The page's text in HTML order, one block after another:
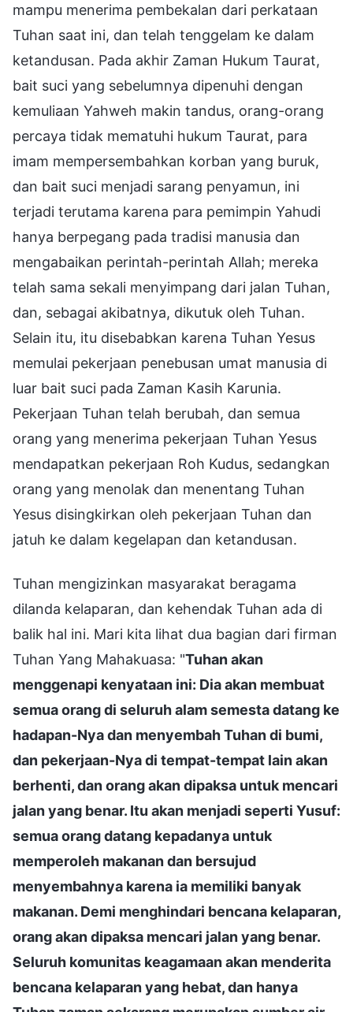
mampu menerima pembekalan dari perkataan
Tuhan saat ini, dan telah tenggelam ke dalam
ketandusan. Pada akhir Zaman Hukum Taurat,
bait suci yang sebelumnya dipenuhi dengan
kemuliaan Yahweh makin tandus, orang-orang
percaya tidak mematuhi hukum Taurat, para
imam mempersembahkan korban yang buruk,
dan bait suci menjadi sarang penyamun, ini
terjadi terutama karena para pemimpin Yahudi
hanya berpegang pada tradisi manusia dan
mengabaikan perintah-perintah Allah; mereka
telah sama sekali menyimpang dari jalan Tuhan,
dan, sebagai akibatnya, dikutuk oleh Tuhan.
Selain itu, itu disebabkan karena Tuhan Yesus
memulai pekerjaan penebusan umat manusia di
luar bait suci pada Zaman Kasih Karunia.
Pekerjaan Tuhan telah berubah, dan semua
orang yang menerima pekerjaan Tuhan Yesus
mendapatkan pekerjaan Roh Kudus, sedangkan
orang yang menolak dan menentang Tuhan
Yesus disingkirkan oleh pekerjaan Tuhan dan
jatuh ke dalam kegelapan dan ketandusan.
Tuhan mengizinkan masyarakat beragama
dilanda kelaparan, dan kehendak Tuhan ada di
balik hal ini. Mari kita lihat dua bagian dari firman
Tuhan Yang Mahakuasa: "Tuhan akan
menggenapi kenyataan ini: Dia akan membuat
semua orang di seluruh alam semesta datang ke
hadapan-Nya dan menyembah Tuhan di bumi,
dan pekerjaan-Nya di tempat-tempat lain akan
berhenti, dan orang akan dipaksa untuk mencari
jalan yang benar. Itu akan menjadi seperti Yusuf:
semua orang datang kepadanya untuk
memperoleh makanan dan bersujud
menyembahnya karena ia memiliki banyak
makanan. Demi menghindari bencana kelaparan,
orang akan dipaksa mencari jalan yang benar.
Seluruh komunitas keagamaan akan menderita
bencana kelaparan yang hebat, dan hanya